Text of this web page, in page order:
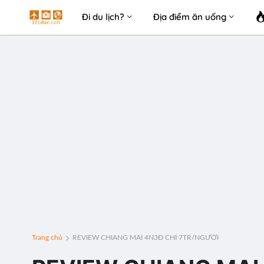
Đi du lịch? Địa điểm ăn uống
Trang chủ REVIEW CHIANG MAI 4N3Đ CHỈ 7TR/NGƯỜI